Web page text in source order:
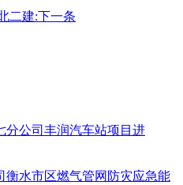
二建:下一条
分公司丰润汽车站项目进
衡水市区燃气管网防灾应急能